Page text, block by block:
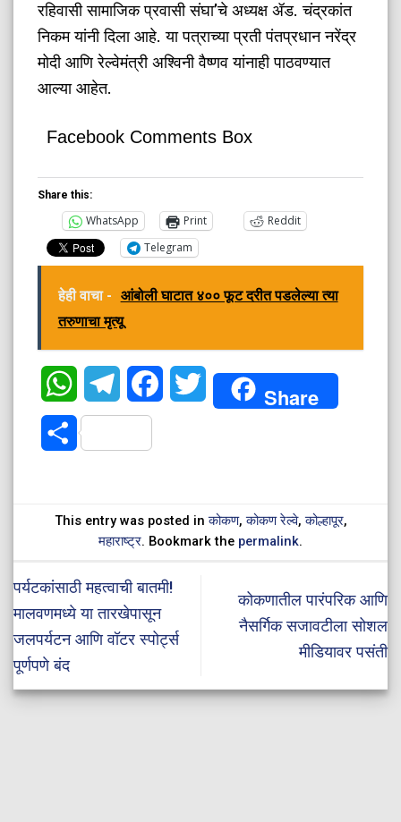
रहिवासी सामाजिक प्रवासी संघा’चे अध्यक्ष ॲड. चंद्रकांत
निकम यांनी दिला आहे. या पत्राच्या प्रती पंतप्रधान नरेंद्र
मोदी आणि रेल्वेमंत्री अश्विनी वैष्णव यांनाही पाठवण्यात
आल्या आहेत.
Facebook Comments Box
Share this:
WhatsApp Print
Reddit
Telegram
हेही वाचा - आंबोली घाटात ४०० फूट दरीत पडलेल्या त्या
तरुणाचा मृत्यू
WhatsAppTelegramFacebookTwitter Share
Share
This entry was posted inकोकण,कोकण रेल्वे,कोल्हापूर,
महाराष्ट्र. Bookmark the permalink.
पर्यटकांसाठी महत्वाची बातमी!
मालवणमध्ये या तारखेपासून
जलपर्यटन आणि वॉटर स्पोर्ट्स
पूर्णपणे बंद
कोकणातील पारंपरिक आणि
नैसर्गिक सजावटीला सोशल
मीडियावर पसंती